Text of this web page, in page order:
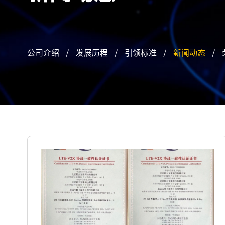
公司介绍 / 发展历程 / 引领标准 / 新闻动态 /